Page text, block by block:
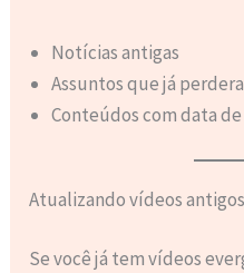
Notícias antigas
Assuntos que já
Conteúdos com data
Atualizando vídeos antigos
Se você já tem vídeos